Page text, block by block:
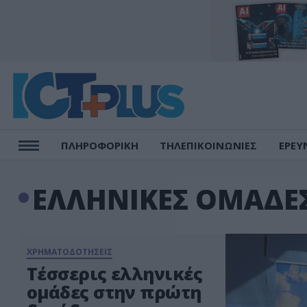
ΠΛΗΡΟΦΟΡΙΚΗ ΤΗΛΕΠΙΚΟΙΝΩΝΙΕΣ
ΕΛΛΗΝΙΚΕΣ
ΧΡΗΜΑΤΟΔΟΤΗΣΕΙΣ
Τέσσερις ελληνικές
ομάδες στην πρώτη